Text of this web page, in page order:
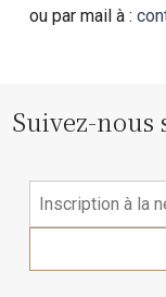
ou par mail à :
Suivez-nous